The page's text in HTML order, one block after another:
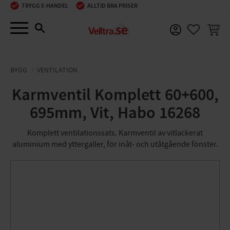
Meny
TRYGG E-HANDEL ALLTID BRA PRISER
BYGG VENTILATION
Karmventil Komplett 60+600,
695mm, Vit, Habo 16268
Komplett ventilationssats. Karmventil av vitlackerat
aluminium med yttergaller, för inåt- och utåtgående fönster.